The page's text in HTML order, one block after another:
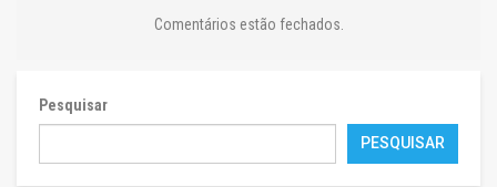
Comentários estão fechados.
Pesquisar
PESQUISAR